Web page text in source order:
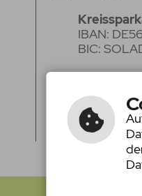
IBAN:
BIC:
IBAN:
BIC: